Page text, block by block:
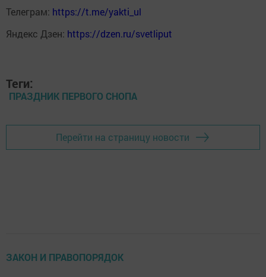
Телеграм: https://t.me/yakti_ul
Яндекс Дзен: https://dzen.ru/svetliput
Теги:
ПРАЗДНИК ПЕРВОГО СНОПА
Перейти на страницу новости
ЗАКОН И ПРАВОПОРЯДОК